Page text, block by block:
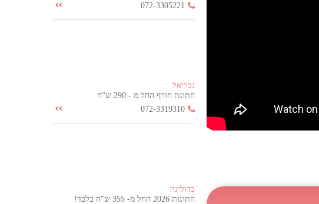
072-3305221
גבריאל
חתונת חורף החל מ - 290 ש"ח
072-3319310
בדולינה
חתונות 2026 החל מ- 355 ש"ח בלבד!